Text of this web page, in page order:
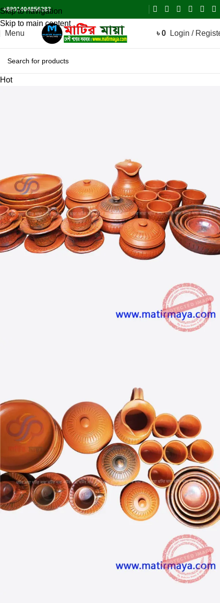
Skip to navigation
Skip to main content
+8801404856283
Menu ৳0 Login /
Hot